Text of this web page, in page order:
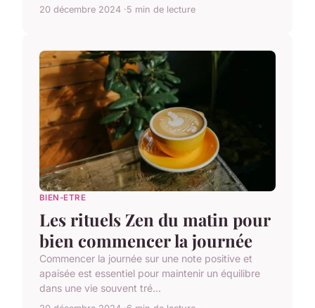
20 décembre 2024 5 min de lecture
BIEN-ETRE
Les rituels Zen du matin pour
bien commencer la journée
Commencer la journée sur une note positive et
apaisée est essentiel pour maintenir un équilibre
dans une vie souvent tré...